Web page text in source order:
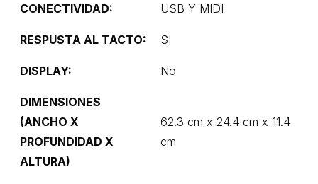
CONECTIVIDAD: USB Y MIDI
RESPUSTA AL TACTO: SI
DISPLAY: No
DIMENSIONES
(ANCHO X
PROFUNDIDAD X
ALTURA)
62.3 cm x 24.4 cm x 11.4
cm